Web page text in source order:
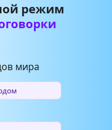
режим
мира